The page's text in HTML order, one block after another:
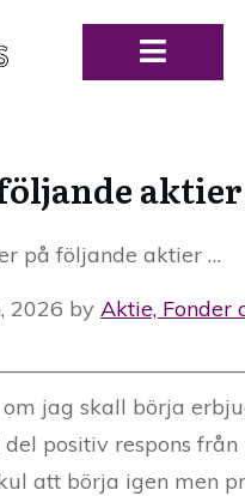
Köpsignaler på följande aktier – swingtrading
2026 by Aktie, Fonder
om jag skall börja
positiv respons från
att börja igen men